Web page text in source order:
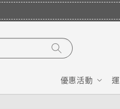
優惠活動